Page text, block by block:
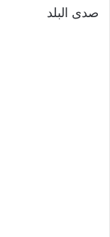
صدى البلد